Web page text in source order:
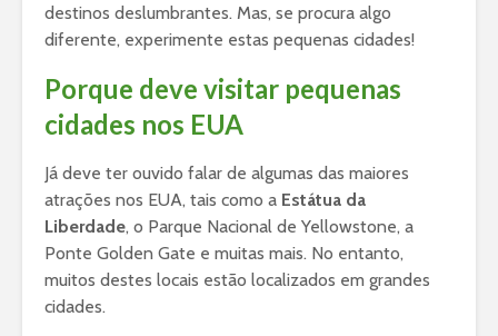
destinos deslumbrantes. Mas, se procura algo
diferente, experimente estas pequenas cidades!
Porque deve visitar pequenas
cidades nos EUA
Já deve ter ouvido falar de algumas das maiores
atrações nos EUA, tais como a Estátua da
Liberdade, o Parque Nacional de Yellowstone, a
Ponte Golden Gate e muitas mais. No entanto,
muitos destes locais estão localizados em grandes
cidades.